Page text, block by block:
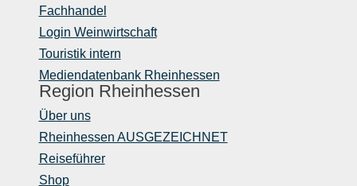
Fachhandel
Login Weinwirtschaft
Touristik intern
Mediendatenbank Rheinhessen
Region Rheinhessen
Über uns
Rheinhessen AUSGEZEICHNET
Reiseführer
Shop